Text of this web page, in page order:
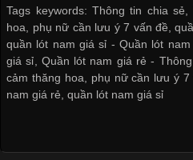
Tags keywords: Thông tin chia
hoa, phụ nữ cần lưu ý 7 vấn đề,
quần lót nam giá sỉ -Quần lót
giá sỉ
Quần lót nam giá rẻ -
cảm thăng hoa
phụ nữ cần lưu ý 7
nam giá rẻ ,quần lót nam giá sỉ